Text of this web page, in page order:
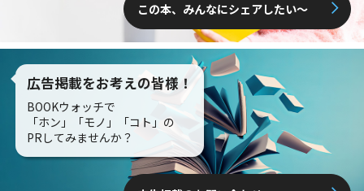
この本、みんなにシェアしたい〜
広告掲載をお考えの皆様！
BOOKウォッチで
「ホン」「モノ」「コト」の
PRしてみませんか？